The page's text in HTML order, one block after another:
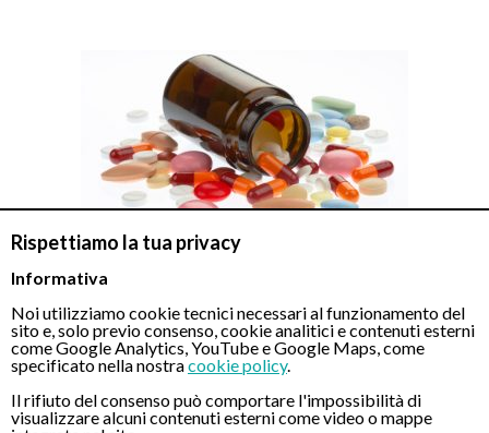
Rispettiamo la tua privacy
Informativa
Noi utilizziamo cookie tecnici necessari al funzionamento del
sito e, solo previo consenso, cookie analitici e contenuti esterni
come Google Analytics, YouTube e Google Maps, come
specificato nella nostracookie policy.
Il rifiuto del consenso può comportare l'impossibilità di
visualizzare alcuni contenuti esterni come video o mappe
Preparazione alla gastroscopia: sospensione farmaci
Di seguito le categorie di farmaci che di norma devono essere
sospesi per eseguire una gastroscopia:
Inibitori della pompa protonica: Fino a 5 giorni prima